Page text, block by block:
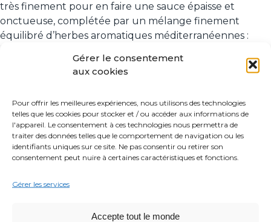
Gérer le consentement
aux cookies
Pour offrir les meilleures expériences, nous utilisons des technologies
telles que les cookies pour stocker et / ou accéder aux informations de
l'appareil. Le consentement à ces technologies nous permettra de
traiter des données telles que le comportement de navigation ou les
identifiants uniques sur ce site. Ne pas consentir ou retirer son
consentement peut nuire à certaines caractéristiques et fonctions.
Gérer les services
Accepte tout le monde
très finement pour en faire une sauce épaisse et
onctueuse, complétée par un mélange finement
équilibré d’herbes aromatiques méditerranéennes :
basilic, origan, marjolaine et oignon.
L’expérience et l’expertise uniques de Cirio ont donné
onctueuses et veloutées, avec une saveur douce et
délicate, nos tomates rondes sont pelées et finement
tamisées pour produire un coulis à la texture idéale qui
sublimera le goût de vos plats.
selon les normes de l'agriculture biologique.
saveur douce et délicate, nos tomates rondes sont